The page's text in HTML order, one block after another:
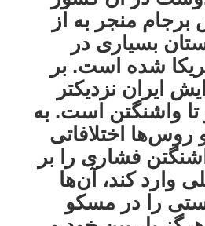
منجر به از
بسیاری در
شده است. بر
ایران نزدیکتر
واشنگتن است. به
روس‌ها اختلافاتی
فشاری را بر
وارد کند، آن‌ها
را در مسکو